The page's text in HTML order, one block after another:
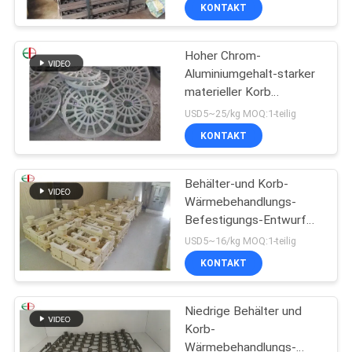
QUALITÄTSKONTROLLE
TRETEN
SIE
MIT
UNS
VERBINDUNG
NACHRICHTEN
FORDERN
KONTAKT
Hoher Chrom-
Aluminiumgehalt-starker
materieller Korb
verlorener Schaum-
Form-Prozess EB22257
USD5~25/kg MOQ:1-teilig
KONTAKT
Behälter-und Korb-
Wärmebehandlungs-
Befestigungs-Entwurf
mit Form u.
geschweißtem Prozess
EB22149
USD5~16/kg MOQ:1-teilig
KONTAKT
Niedrige Behälter und
Korb-
Wärmebehandlungs-